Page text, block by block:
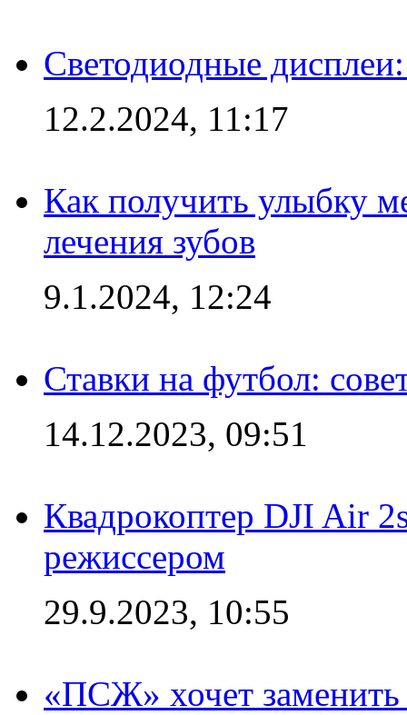
Светодиодные
12.2.2024, 11:17
Как получить улыбку
лечения зубов
9.1.2024, 12:24
Ставки на футбол:
14.12.2023, 09:51
Квадрокоптер DJI Air
режиссером
29.9.2023, 10:55
«ПСЖ» хочет